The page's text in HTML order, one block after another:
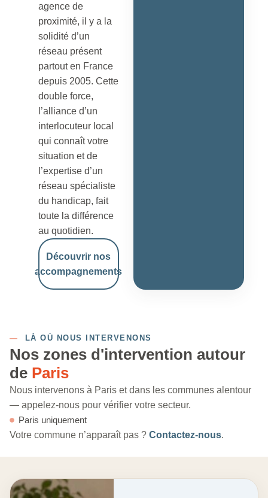
agence de
proximité, il y a la
solidité d’un
réseau présent
partout en France
depuis 2005. Cette
double force,
l’alliance d’un
interlocuteur local
qui connaît votre
situation et de
l’expertise d’un
réseau spécialiste
du handicap, fait
toute la différence
au quotidien.
Découvrir nos
accompagnements
— LÀ OÙ NOUS INTERVENONS
Nos zones d'intervention autour
de Paris
Nous intervenons à Paris et dans les communes alentour
— appelez-nous pour vérifier votre secteur.
Paris uniquement
Votre commune n’apparaît pas ? Contactez-nous.